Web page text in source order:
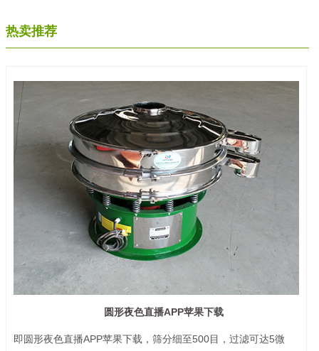
热卖推荐
圆形夜色直播APP苹果下载
即圆形夜色直播APP苹果下载，筛分细至500目，过滤可达5微